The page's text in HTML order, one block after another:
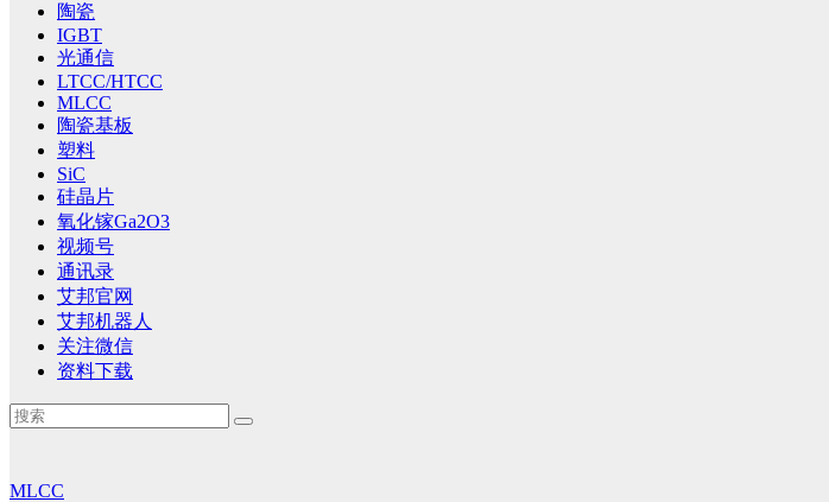
陶瓷
IGBT
光通信
LTCC/HTCC
MLCC
陶瓷基板
塑料
SiC
硅晶片
氧化镓Ga2O3
视频号
通讯录
艾邦官网
艾邦机器人
关注微信
资料下载
MLCC